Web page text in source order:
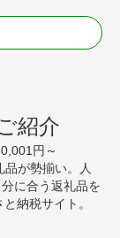
紹介
円～
が勢揃い。人
に合う返礼品を
納税サイト。